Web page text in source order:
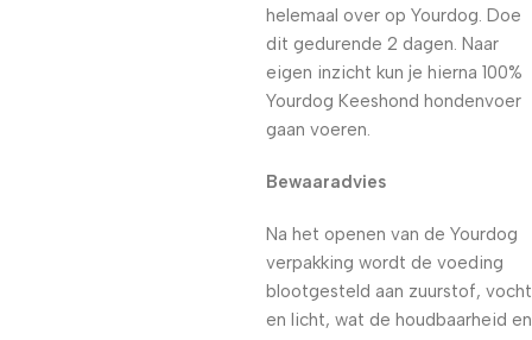
helemaal over op Yourdog. Doe
dit gedurende 2 dagen. Naar
eigen inzicht kun je hierna 100%
Yourdog Keeshond hondenvoer
gaan voeren.
Bewaaradvies
Na het openen van de Yourdog
verpakking wordt de voeding
blootgesteld aan zuurstof, vocht
en licht, wat de houdbaarheid en